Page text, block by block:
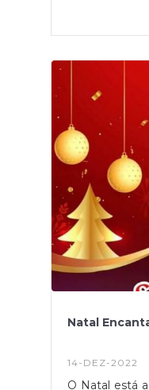
Natal
14-DEZ-2022
O Natal está